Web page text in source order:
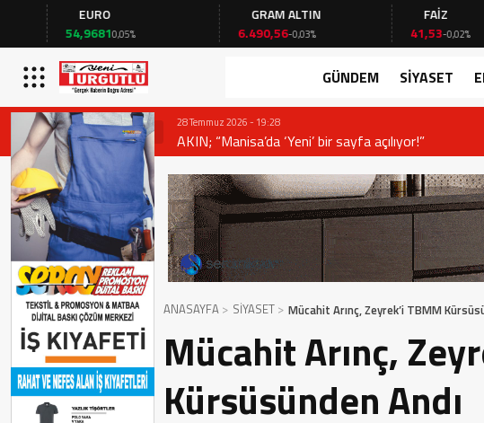
EURO
54,96810,05%
GRAM ALTIN
6.490,56-0,03%
FAİZ
41,53
-0,02%
GÜNDEM SİYASET
28 Temmuz 2026 - 19:28
AKIN; “Manisa’da ‘Yeni’ bir sayfa açılıyor!”
ANASAYFA SİYASET Mücahit Arınç, Zeyrek’i TBMM
Mücahit Arınç,
Kürsüsünden Andı